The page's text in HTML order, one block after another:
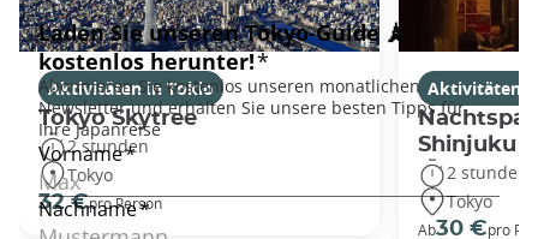
Aktivitäten in Tokio
Tokyo Skytree
2 stunden
Tokyo
32 €pro Person
Aktivitäten
Shinjuku
2 stunden
Tokyo
Ab30 €pro